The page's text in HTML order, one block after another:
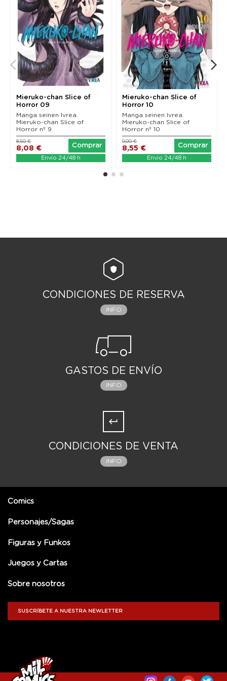
Mieruko-chan Slice of
Horror 09
Manga seinen Ivrea.
Mieruko-chan Slice of
Horror nº 9
8,08 €
8,50 €
Comprar
Envío 24/48 h
Mieruko-chan Slice of
Horror 10
Manga seinen Ivrea.
Mieruko-chan Slice of
Horror nº 10
8,55 €
9,00 €
Comprar
Envío 24/48 h
CONDICIONES DE RESERVA
INFO
GASTOS DE ENVÍO
INFO
CONDICIONES DE VENTA
INFO
Comics
Personajes/Sagas
Figuras y Funkos
Juegos y Cartas
Sobre nosotros
SUSCRÍBETE A NUESTRA NEWLETTER